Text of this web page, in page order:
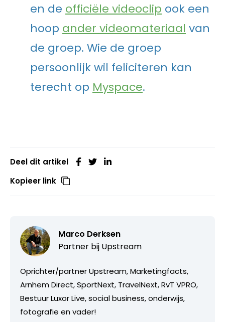
en de officiële videoclip ook een
hoop ander videomateriaal van
de groep. Wie de groep
persoonlijk wil feliciteren kan
terecht op Myspace.
Deel dit artikel
Kopieer link
Marco Derksen
Partner bij Upstream
Oprichter/partner Upstream, Marketingfacts,
Arnhem Direct, SportNext, TravelNext, RvT VPRO,
Bestuur Luxor Live, social business, onderwijs,
fotografie en vader!